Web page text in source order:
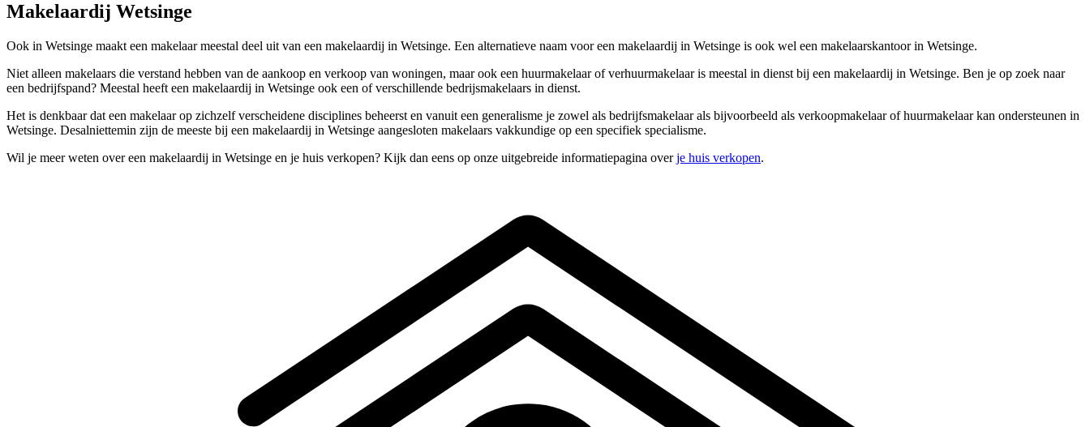
Makelaardij Wetsinge
Ook in Wetsinge maakt een makelaar meestal deel uit van een makelaardij in Wetsinge. Een alternatieve naam voor een makelaardij in Wetsinge is ook wel een makelaarskantoor in Wetsinge.
Niet alleen makelaars die verstand hebben van de aankoop en verkoop van woningen, maar ook een huurmakelaar of verhuurmakelaar is meestal in dienst bij een makelaardij in Wetsinge. Ben je op zoek naar
een bedrijfspand? Meestal heeft een makelaardij in Wetsinge ook een of verschillende bedrijsmakelaars in dienst.
Het is denkbaar dat een makelaar op zichzelf verscheidene disciplines beheerst en vanuit een generalisme je zowel als bedrijfsmakelaar als bijvoorbeeld als verkoopmakelaar of huurmakelaar kan ondersteunen in
Wetsinge. Desalniettemin zijn de meeste bij een makelaardij in Wetsinge aangesloten makelaars vakkundige op een specifiek specialisme.
Wil je meer weten over een makelaardij in Wetsinge en je huis verkopen? Kijk dan eens op onze uitgebreide informatiepagina overje huis verkopen.